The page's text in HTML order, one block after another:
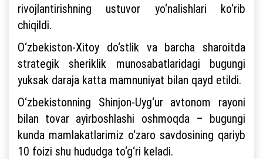
rivojlantirishning ustuvor yo‘nalishlari ko‘rib
chiqildi.
O‘zbekiston-Xitoy do‘stlik va barcha sharoitda
strategik sheriklik munosabatlaridagi bugungi
yuksak daraja katta mamnuniyat bilan qayd etildi.
O‘zbekistonning Shinjon-Uyg‘ur avtonom rayoni
bilan tovar ayirboshlashi oshmoqda – bugungi
kunda mamlakatlarimiz o‘zaro savdosining qariyb
10 foizi shu hududga to‘g‘ri keladi.